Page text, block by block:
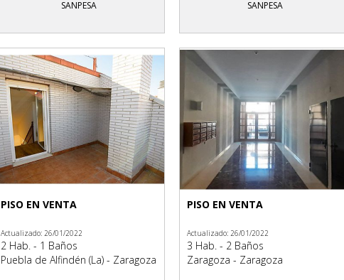
SANPESA SANPESA
PISO EN VENTA
Actualizado: 26/01/2022
2 Hab. - 1 Baños
Puebla de Alfindén (La) - Zaragoza
PISO EN VENTA
Actualizado: 26/01/2022
3 Hab. - 2 Baños
Zaragoza - Zaragoza